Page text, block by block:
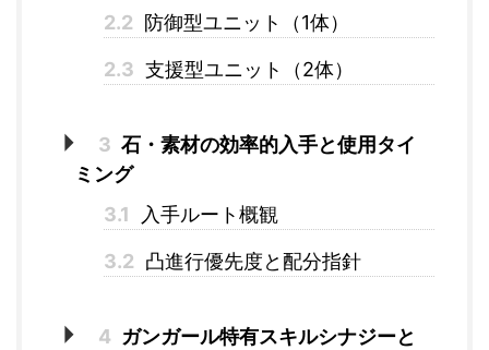
2.2 防御型ユニット（1体）
2.3 支援型ユニット（2体）
3 石・素材の効率的入手と使用タイ
ミング
3.1
入手ルート概観
3.2 凸進行優先度と配分指針
4 ガンガール特有スキルシナジーと